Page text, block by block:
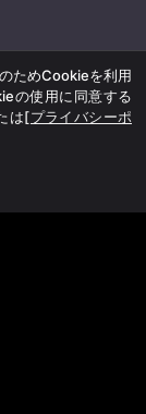
ためCookieを利用
の使用に同意する
は[プライバシーポ